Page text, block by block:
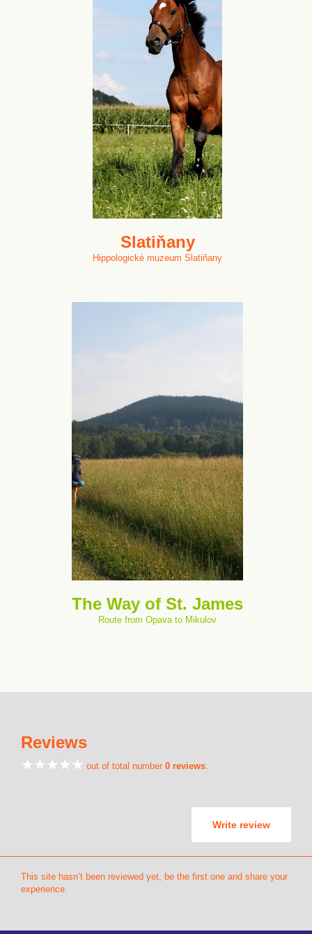
Slatiňany
Hippologické muzeum Slatiňany
The Way of St. James
Route from Opava to Mikulov
Reviews
out of total number 0 reviews.
Write review
This site hasn’t been reviewed yet, be the first one and share your
experience.